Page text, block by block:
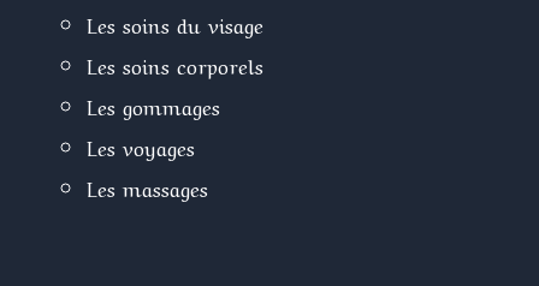
Les soins du visage
Les soins corporels
Les gommages
Les voyages
Les massages